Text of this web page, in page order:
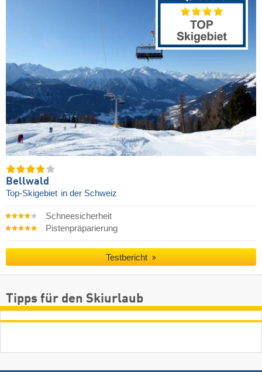
Bellwald
Top-Skigebiet in der Schweiz
Schneesicherheit
Pistenpräparierung
Testbericht
Tipps für den Skiurlaub